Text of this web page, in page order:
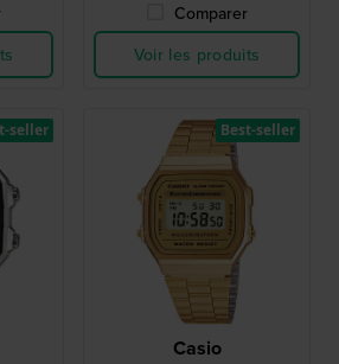
Comparer
Voir les produits
seller
Casio
Best-seller